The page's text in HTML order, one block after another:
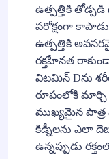
ఉత్పత్తికి
పరోక్షంగా
ఉత్పత్తికి
రక్తహీనత
విటమిన్ Dను
రూపంలోకి
ముఖ్యమైన
కిడ్నీలను ఎలా
ఉన్నప్పుడు